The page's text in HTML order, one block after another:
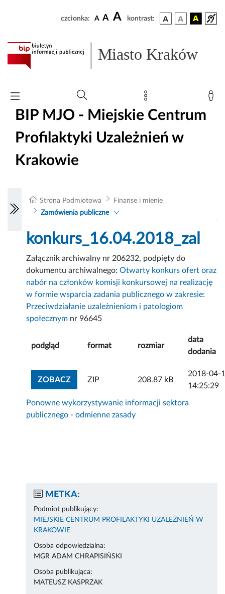
czcionka: A A A kontrast:
Miasto Kraków
BIP MJO - Miejskie Centrum
Profilaktyki Uzależnień w
Krakowie
Strona Podmiotowa
Finanse i mienie
Zamówienia publiczne
konkurs_16.04.2018_zal
Załącznik archiwalny nr 206232, podpięty do
dokumentu archiwalnego:Otwarty konkurs ofert oraz
nabór na członków komisji konkursowej na realizację
w formie wsparcia zadania publicznego w zakresie:
Przeciwdziałanie uzależnieniom i patologiom
społecznym nr 96645
podgląd format rozmiar
data
dodania
ZOBACZZOBACZ ZAŁĄCZNIK
ZIP 208.87 kB
2018-04-
14:25:29
Ponowne wykorzystywanie informacji sektora
publicznego - odmienne zasady
METKA:
Podmiot publikujący:
MIEJSKIE CENTRUM PROFILAKTYKI UZALEŻNIEŃ W
KRAKOWIE
Osoba odpowiedzialna:
MGR ADAM CHRAPISIŃSKI
Osoba publikująca:
MATEUSZ KASPRZAK